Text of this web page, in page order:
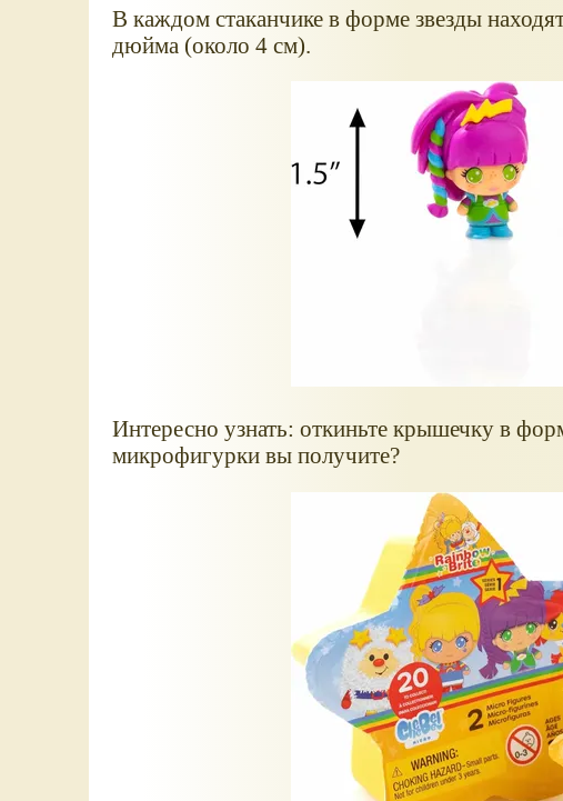
В каждом стаканчике в форме звезды
дюйма (около 4 см).
Интересно узнать: откиньте крышечку в
микрофигурки вы получите?